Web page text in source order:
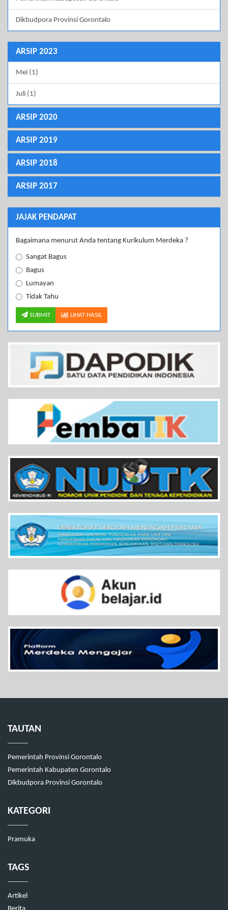
Dikbudpora Provinsi Gorontalo
ARSIP 2023
Mei (1)
Juli (1)
ARSIP 2020
ARSIP 2019
ARSIP 2018
ARSIP 2017
JAJAK PENDAPAT
Bagaimana menurut Anda tentang Kurikulum Merdeka ?
Sangat Bagus
Bagus
Lumayan
Tidak Tahu
SUBMIT LIHAT HASIL
TAUTAN
Pemerintah Provinsi Gorontalo
Pemerintah Kabupaten Gorontalo
Dikbudpora Provinsi Gorontalo
KATEGORI
Pramuka
TAGS
Artikel